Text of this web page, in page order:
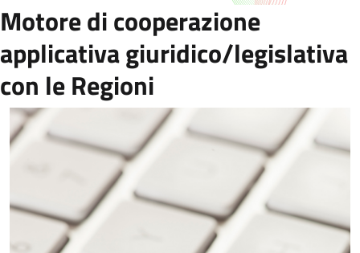
Motore di cooperazione
applicativa giuridico/legislativa
con le Regioni